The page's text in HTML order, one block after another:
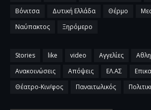
Βόνιτσα
Δυτική Ελλάδα Θέρμο
Ναύπακτος
Ξηρόμερο
Stories like video Αγγελίες
Ανακοινώσεις
Απόψεις ΕΛ.ΑΣ
Θέατρο-Κιν/φος
Παναιτωλικός